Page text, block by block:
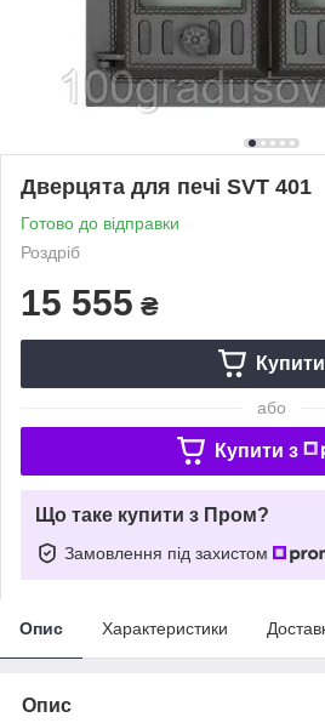
Дверцята для печі SVT 401
Готово до відправки
Роздріб
15 555 ₴
Купити
або
Купити з
Що таке купити з Пром?
Замовлення під захистом
Опис Характеристики
Опис